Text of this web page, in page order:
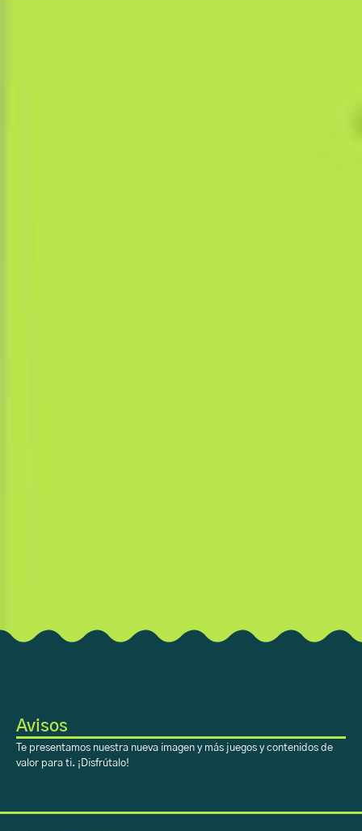
Avisos
Te presentamos nuestra nueva imagen y más juegos y contenidos de
valor para ti. ¡Disfrútalo!